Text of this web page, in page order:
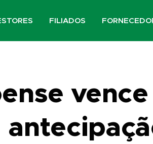
FILIADOS